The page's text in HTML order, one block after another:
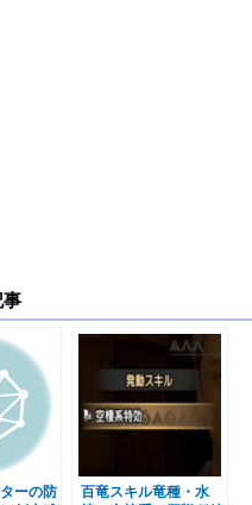
事
ーの防
百竜スキル竜種・水